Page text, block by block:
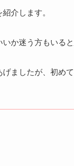
介します。
か迷う方もいると
ましたが、初め